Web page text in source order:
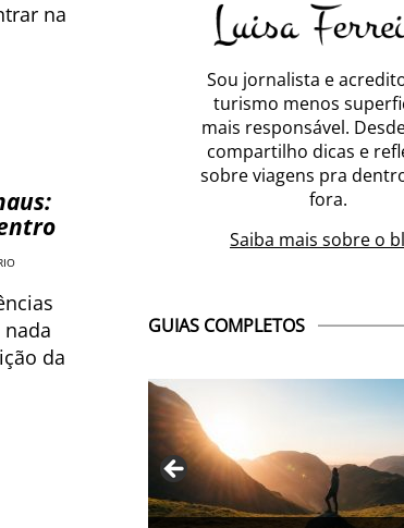
na
da
Sou jornalista e
turismo menos
mais responsável.
compartilho dicas e
sobre viagens pra
fora.
Saiba mais sobre o
GUIAS COMPLETOS